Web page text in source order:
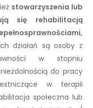
stowarzyszenia lub
się rehabilitacją
działań są osoby z
w stopniu
do pracy
w terapii
społeczna lub